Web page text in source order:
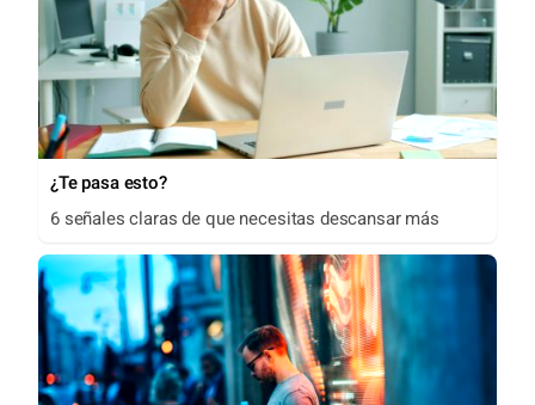
¿Te pasa esto?
6 señales claras de que necesitas descansar más